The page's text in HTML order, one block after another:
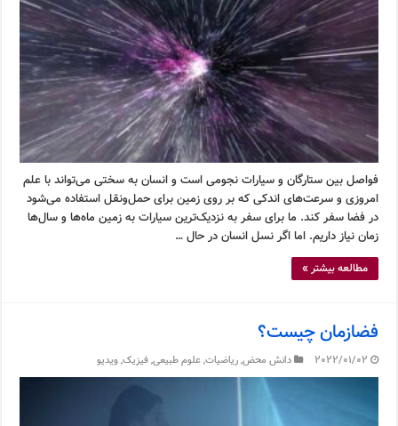
فواصل بین ستارگان و سیارات نجومی است و انسان به سختی می‌تواند با علم
امروزی و سرعت‌های اندکی که بر روی زمین برای حمل‌ونقل استفاده می‌شود
در فضا سفر کند. ما برای سفر به نزدیک‌ترین سیارات به زمین ماه‌ها و سال‌ها
زمان نیاز داریم. اما اگر نسل انسان در حال …
مطالعه بیشتر »
فضازمان چیست؟
2022/01/02 دانش محض,ریاضیات,علوم طبیعی,فیزیک,ویدیو